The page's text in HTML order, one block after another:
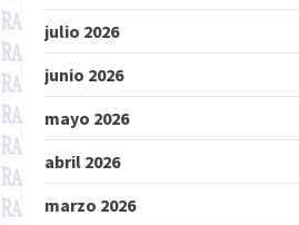
julio 2026
junio 2026
mayo 2026
abril 2026
marzo 2026